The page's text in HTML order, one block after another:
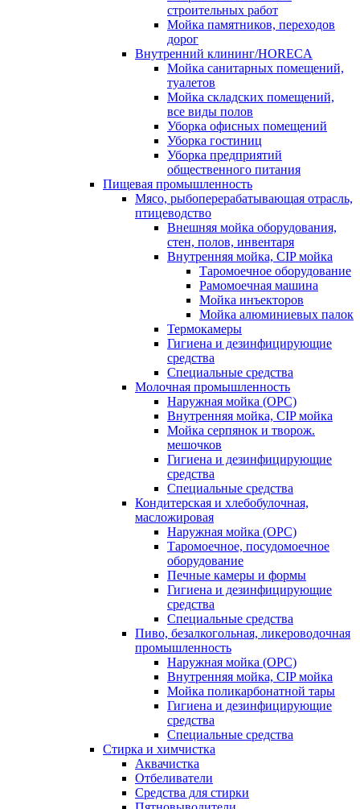
строительных работ
Мойка памятников, переходов
дорог
Внутренний клининг/HORECA
Мойка санитарных помещений,
туалетов
Мойка складских помещений,
все виды полов
Уборка офисных помещений
Уборка гостиниц
Уборка предприятий
общественного питания
Пищевая промышленность
Мясо, рыбоперерабатывающая отрасль,
птицеводство
Внешняя мойка оборудования,
стен, полов, инвентаря
Внутренняя мойка, CIP мойка
Таромоечное оборудование
Рамомоечная машина
Мойка инъекторов
Мойка алюминиевых палок
Термокамеры
Гигиена и дезинфицирующие
средства
Специальные средства
Молочная промышленность
Наружная мойка (ОРС)
Внутренняя мойка, CIP мойка
Мойка серпянок и творож.
мешочков
Гигиена и дезинфицирующие
средства
Специальные средства
Кондитерская и хлебобулочная,
масложировая
Наружная мойка (ОРС)
Таромоечное, посудомоечное
оборудование
Печные камеры и формы
Гигиена и дезинфицирующие
средства
Специальные средства
Пиво, безалкогольная, ликероводочная
промышленность
Наружная мойка (ОРС)
Внутренняя мойка, CIP мойка
Мойка поликарбонатной тары
Гигиена и дезинфицирующие
средства
Специальные средства
Стирка и химчистка
Аквачистка
Отбеливатели
Средства для стирки